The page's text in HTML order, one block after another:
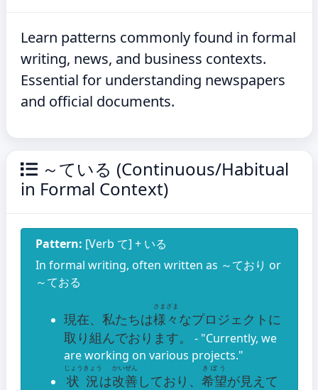
Learn patterns commonly found in formal
writing, news, and business contexts.
Essential for understanding newspapers
and official documents.
～ている (Continuous/Habitual
in Formal Context)
Pattern: [Verb て] + いる
In formal writing, often written as ～ており or
～ておる
現在、私たちは様々
さまざま
なプロジェクトに
取り組んでおります。
- "Currently, we
are working on various projects."
状況
じょうきょう
は改善
かいぜん
しており、 希望
きぼう
が見えて